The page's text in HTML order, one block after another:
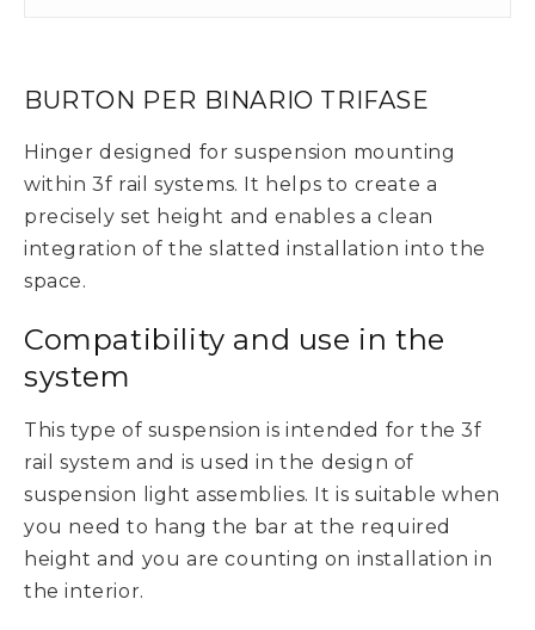
BURTON PER BINARIO TRIFASE
Hinger designed for suspension mounting
within 3f rail systems. It helps to create a
precisely set height and enables a clean
integration of the slatted installation into the
space.
Compatibility and use in the
system
This type of suspension is intended for the 3f
rail system and is used in the design of
suspension light assemblies. It is suitable when
you need to hang the bar at the required
height and you are counting on installation in
the interior.